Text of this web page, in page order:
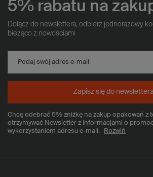
5% rabatu na
Dołącz do newslettera, odbierz jednorazowy
bieżąco z nowościami
Podaj swój adres e-mail
Chcę odebrać 5% zniżkę na zakup opakowań z
otrzymywać Newsletter z informacjami o
wykorzystaniem adresu e-mail.
Rozwiń
Zapisz się do newslettera